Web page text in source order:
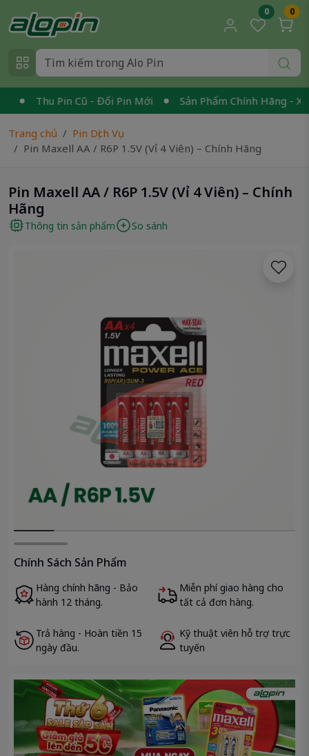
0 0
Thu Pin Cũ - Đổi Pin Mới Sản Phẩm Chính Hãng - Xuất
Trang chủ
Pin Dịch Vụ
Pin Maxell AA / R6P 1.5V (Vỉ 4 Viên) – Chính Hãng
Pin Maxell AA / R6P 1.5V (Vỉ 4 Viên) – Chính
Hãng
Thông tin sản phẩm So sánh
Chính Sách Sản Phẩm
Hàng chính hãng - Bảo
hành 12 tháng.
Miễn phí giao hàng cho
tất cả đơn hàng.
Trả hàng - Hoàn tiền 15
ngày đầu.
Kỹ thuật viên hỗ trợ trực
tuyến
Đóng Sao chép